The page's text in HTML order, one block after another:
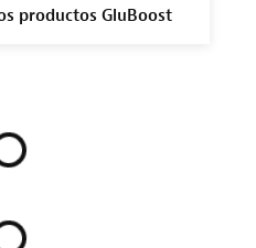
productos GluBoost